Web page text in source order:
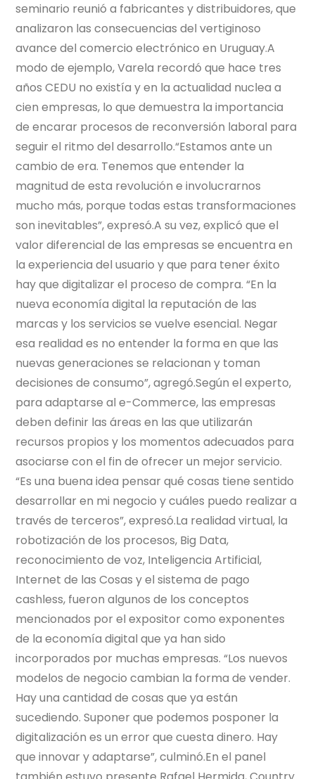
seminario reunió a fabricantes y distribuidores, que
analizaron las consecuencias del vertiginoso
avance del comercio electrónico en Uruguay.A
modo de ejemplo, Varela recordó que hace tres
años CEDU no existía y en la actualidad nuclea a
cien empresas, lo que demuestra la importancia
de encarar procesos de reconversión laboral para
seguir el ritmo del desarrollo.“Estamos ante un
cambio de era. Tenemos que entender la
magnitud de esta revolución e involucrarnos
mucho más, porque todas estas transformaciones
son inevitables”, expresó.A su vez, explicó que el
valor diferencial de las empresas se encuentra en
la experiencia del usuario y que para tener éxito
hay que digitalizar el proceso de compra. “En la
nueva economía digital la reputación de las
marcas y los servicios se vuelve esencial. Negar
esa realidad es no entender la forma en que las
nuevas generaciones se relacionan y toman
decisiones de consumo”, agregó.Según el experto,
para adaptarse al e-Commerce, las empresas
deben definir las áreas en las que utilizarán
recursos propios y los momentos adecuados para
asociarse con el fin de ofrecer un mejor servicio.
“Es una buena idea pensar qué cosas tiene sentido
desarrollar en mi negocio y cuáles puedo realizar a
través de terceros”, expresó.La realidad virtual, la
robotización de los procesos, Big Data,
reconocimiento de voz, Inteligencia Artificial,
Internet de las Cosas y el sistema de pago
cashless, fueron algunos de los conceptos
mencionados por el expositor como exponentes
de la economía digital que ya han sido
incorporados por muchas empresas. “Los nuevos
modelos de negocio cambian la forma de vender.
Hay una cantidad de cosas que ya están
sucediendo. Suponer que podemos posponer la
digitalización es un error que cuesta dinero. Hay
que innovar y adaptarse”, culminó.En el panel